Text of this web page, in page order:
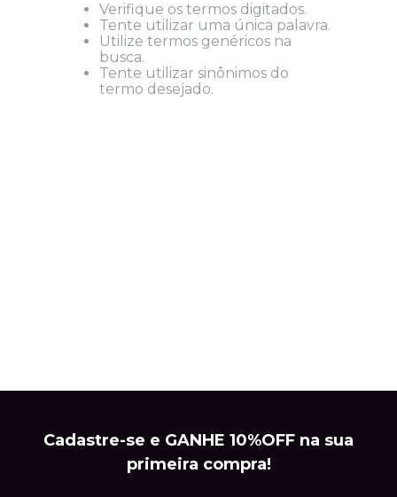
Verifique os termos digitados.
Tente utilizar uma única palavra.
Utilize termos genéricos na
busca.
Tente utilizar sinônimos do
termo desejado.
Cadastre-se e GANHE 10%OFF na sua
primeira compra!